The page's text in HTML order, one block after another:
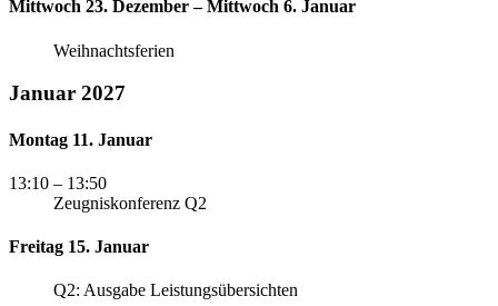
Mittwoch 23. Dezember – Mittwoch 6. Januar
Weihnachtsferien
Januar 2027
Montag 11. Januar
13:10 – 13:50
Zeugniskonferenz Q2
Freitag 15. Januar
Q2: Ausgabe Leistungsübersichten